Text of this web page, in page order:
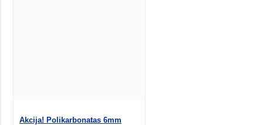
Akcija! Polikarbonatas 6mm